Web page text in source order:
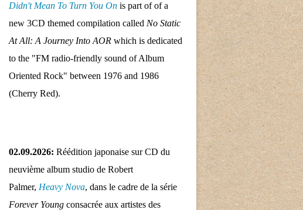
Didn't Mean To Turn You On is part of of a
new 3CD themed compilation called No Static
At All: A Journey Into AOR which is dedicated
to the "FM radio-friendly sound of Album
Oriented Rock" between 1976 and 1986
(Cherry Red).
02.09.2026: Réédition japonaise sur CD du
neuvième album studio de Robert
Palmer, Heavy Nova, dans le cadre de la série
Forever Young consacrée aux artistes des